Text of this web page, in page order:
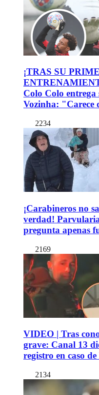
¡TRAS SU
Colo Colo entrega
Vozinha:
2234
¡Carabineros no
verdad!
pregunta apenas
2169
VIDEO | Tras
grave: Canal 13
registro en caso
2134